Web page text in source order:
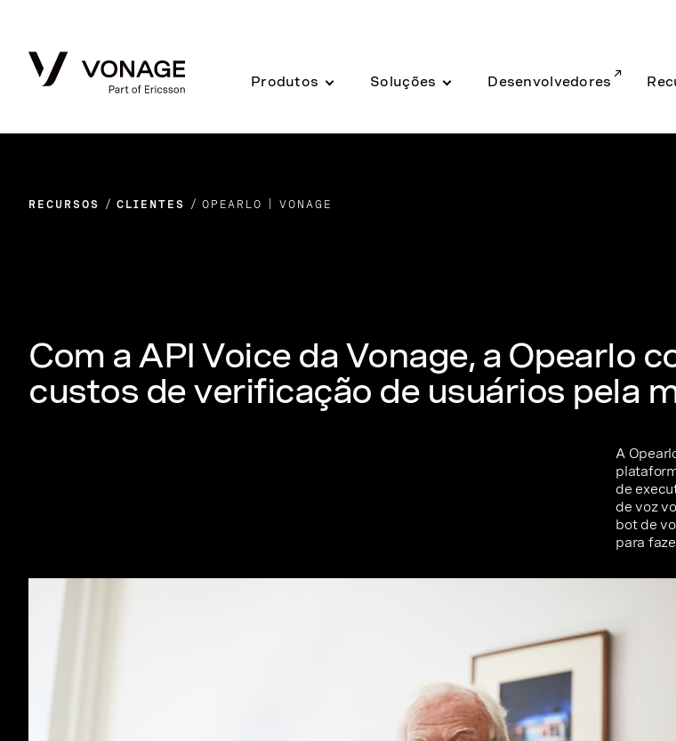
Produtos Soluções Desenvolvedores
RECURSOS CLIENTES OPEARLO | VONAGE
Com a API Voice da Vonage, a Opearlo
custos de verificação de usuários pela
A
de
de voz
bot de
para